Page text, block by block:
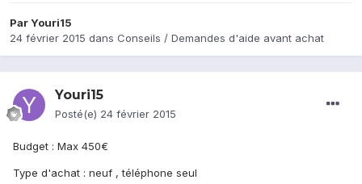
ParYouri15
24 février 2015 dans Conseils / Demandes d'aide avant achat
Youri15
Posté(e) 24 février 2015
Budget : Max 450€
Type d'achat : neuf , téléphone seul